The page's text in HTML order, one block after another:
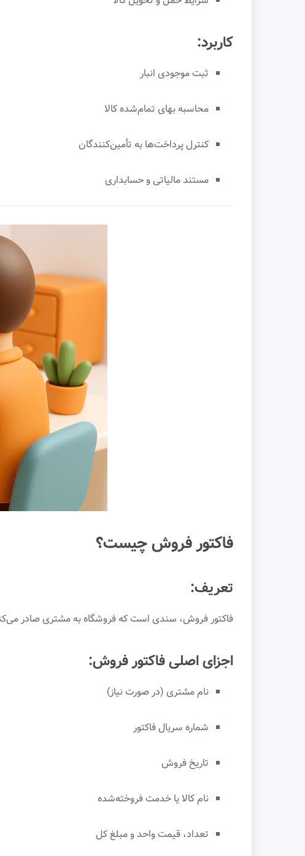
کاربرد:
ثبت موجودی انبار
محاسبه بهای تمام‌شده کالا
کنترل پرداخت‌ها به تأمین‌کنندگان
مستند مالیاتی و حسابداری
فاکتور فروش چیست؟
تعریف:
فاکتور فروش، سندی است که فروشگاه به مشتری صادر
اجزای اصلی فاکتور فروش:
نام مشتری (در صورت نیاز)
شماره سریال فاکتور
تاریخ فروش
نام کالا یا خدمت فروخته‌شده
تعداد، قیمت واحد و مبلغ کل